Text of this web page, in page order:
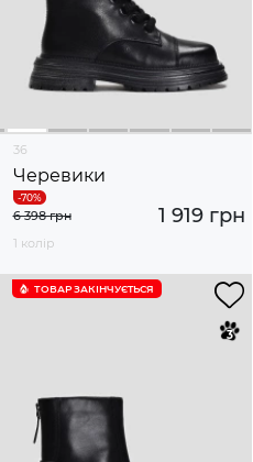
36
Черевики
1 919 грн
6 398 грн
1 колір
ТОВАР ЗАКІНЧУЄTЬСЯ